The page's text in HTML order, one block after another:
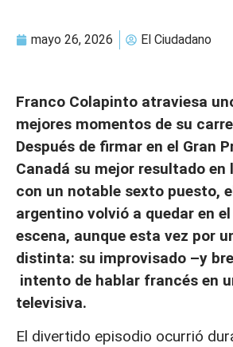
mayo 26, 2026 El Ciudadano
Franco Colapinto atraviesa
mejores momentos de su
Después de firmar en el Gran
Canadá su mejor resultado en
con un notable sexto puesto,
argentino volvió a quedar en
escena, aunque esta vez por
distinta: su improvisado –y
intento de hablar francés en
televisiva.
El divertido episodio ocurrió